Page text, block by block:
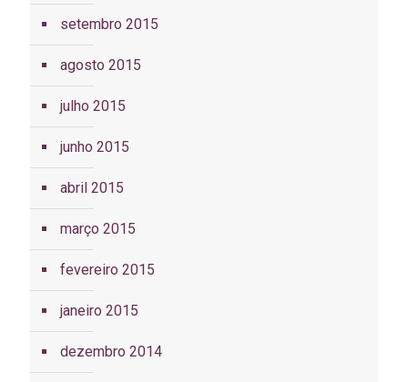
setembro 2015
agosto 2015
julho 2015
junho 2015
abril 2015
março 2015
fevereiro 2015
janeiro 2015
dezembro 2014